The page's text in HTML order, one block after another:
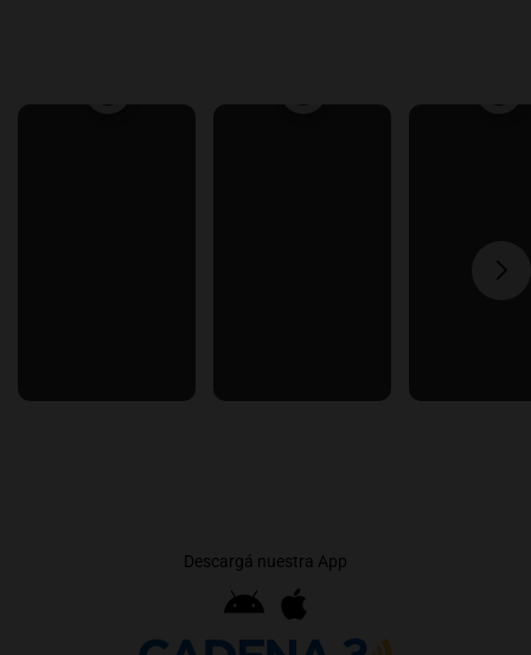
Descargá nuestra App